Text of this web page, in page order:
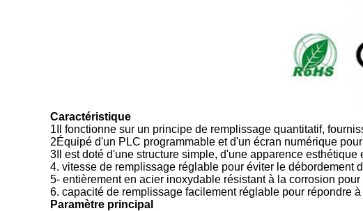
Caractéristique
1Il fonctionne sur un principe de remplissage quantitatif,
2Équipé d'un PLC programmable et d'un écran numérique
3Il est doté d'une structure simple, d'une apparence esthétique
4. vitesse de remplissage réglable pour éviter le
5- entièrement en acier inoxydable résistant à la corrosion
6. capacité de remplissage facilement réglable pour répondre
Paramètre principal